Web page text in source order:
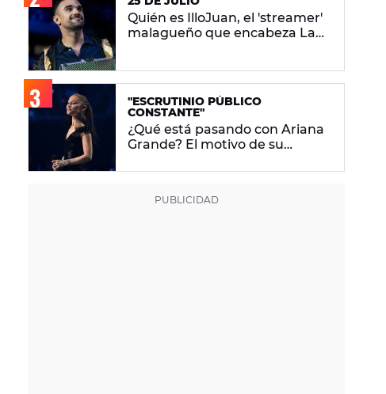
Quién es IlloJuan, el 'streamer'
malagueño que encabeza La
"ESCRUTINIO PÚBLICO
CONSTANTE"
¿Qué está pasando con Ariana
Grande? El motivo de su